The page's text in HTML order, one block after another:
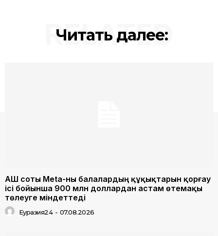
Читать далее:
RELATED
АҚШ соты Meta-ны балалардың құқықтарын қорғау
ісі бойынша 900 млн доллардан астам өтемақы
төлеуге міндеттеді
Еуразия24 - 07.08.2026